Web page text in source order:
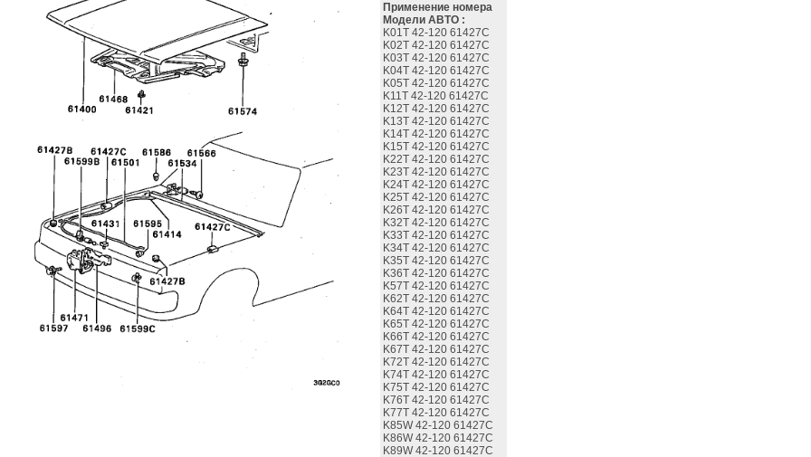
Применение номера
Модели АВТО :
K01T 42-120 61427C
K02T 42-120 61427C
K03T 42-120 61427C
K04T 42-120 61427C
K05T 42-120 61427C
K11T 42-120 61427C
K12T 42-120 61427C
K13T 42-120 61427C
K14T 42-120 61427C
K15T 42-120 61427C
K22T 42-120 61427C
K23T 42-120 61427C
K24T 42-120 61427C
K25T 42-120 61427C
K26T 42-120 61427C
K32T 42-120 61427C
K33T 42-120 61427C
K34T 42-120 61427C
K35T 42-120 61427C
K36T 42-120 61427C
K57T 42-120 61427C
K62T 42-120 61427C
K64T 42-120 61427C
K65T 42-120 61427C
K66T 42-120 61427C
K67T 42-120 61427C
K72T 42-120 61427C
K74T 42-120 61427C
K75T 42-120 61427C
K76T 42-120 61427C
K77T 42-120 61427C
K85W 42-120 61427C
K86W 42-120 61427C
K89W 42-120 61427C